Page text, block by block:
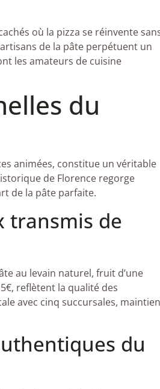
où la pizza se réinvente
de la pâte perpétuent un
les amateurs de cuisine
du
animées, constitue un véritable
de Florence regorge
de la pâte parfaite.
transmis de
au levain naturel, fruit d’une
reflètent la qualité des
avec cinq succursales,
du